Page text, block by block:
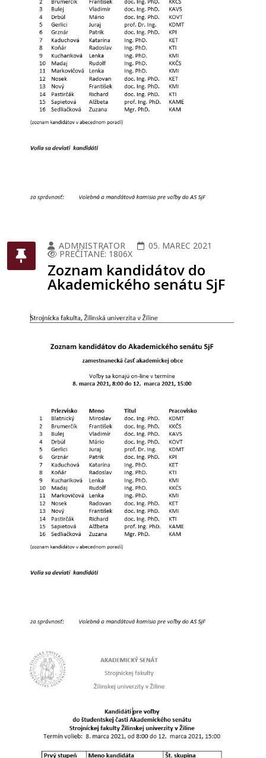
ADMNISTRATOR 05. MAREC 2021
PREČÍTANÉ: 1806X
Zoznam kandidátov do
Akademického senátu SjF